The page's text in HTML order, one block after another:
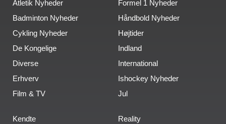
Atletik Nyheder
Badminton Nyheder
Cykling Nyheder
De Kongelige
Diverse
Erhverv
Film & TV
Formel 1 Nyheder
Håndbold Nyheder
Højtider
Indland
International
Ishockey Nyheder
Jul
Kendte
Reality